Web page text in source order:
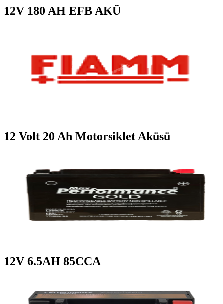
12V 180 AH EFB AKÜ
12 Volt 20 Ah Motorsiklet Aküsü
12V 6.5AH 85CCA